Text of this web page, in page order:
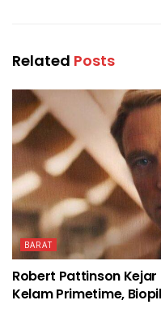
Related Posts
BARAT
Robert Pattinson
Kelam Primetime,